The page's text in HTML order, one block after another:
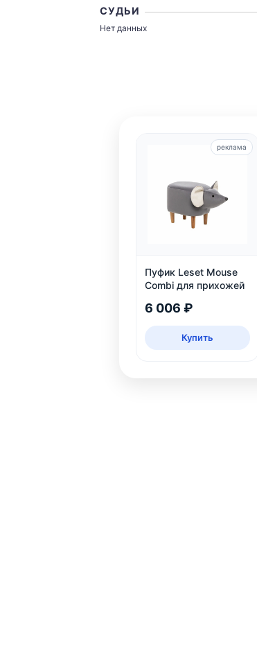
СУДЬИ
Нет данных
Пуфик Leset Mouse
Combi для прихожей
6 006 ₽
Купить
реклама